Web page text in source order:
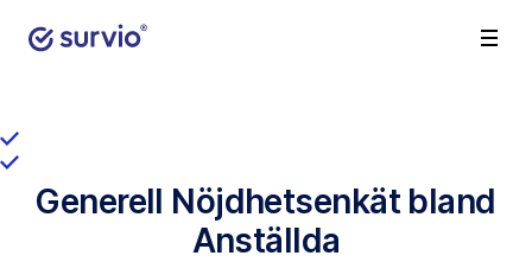
Generell Nöjdhetsenkät bland
Anställda